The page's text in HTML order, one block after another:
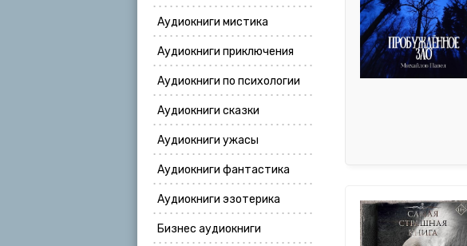
Аудиокниги мистика
Аудиокниги приключения
Аудиокниги по психологии
Аудиокниги сказки
Аудиокниги ужасы
Аудиокниги фантастика
Аудиокниги эзотерика
Бизнес аудиокниги